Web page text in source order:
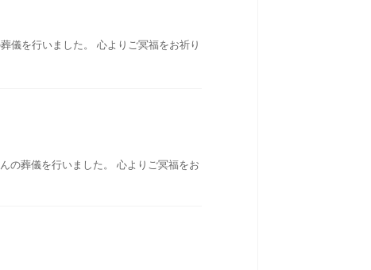
儀を行いました。 心よりご冥福をお祈り
の葬儀を行いました。 心よりご冥福をお